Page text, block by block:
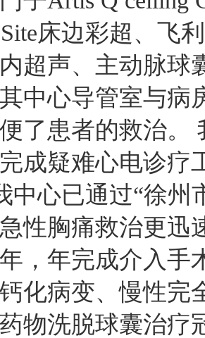
床边彩超、飞
超声、主动脉球
中心导管室与病
了患者的救治。
成疑难心电诊疗
心已通过“徐州
性胸痛救治更迅
，年完成介入手
化病变、慢性完
物洗脱球囊治疗